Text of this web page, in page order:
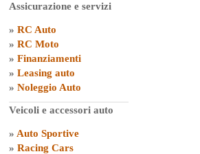
Assicurazione e servizi
» RC Auto
» RC Moto
» Finanziamenti
» Leasing auto
» Noleggio Auto
Veicoli e accessori auto
» Auto Sportive
» Racing Cars